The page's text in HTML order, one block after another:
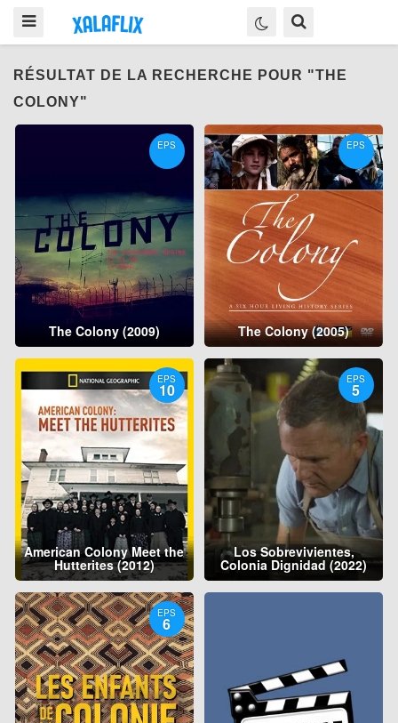
RÉSULTAT DE LA RECHERCHE POUR "THE
COLONY"
EPS
The Colony (2009)
EPS
The Colony (2005)
EPS
10
American Colony Meet the
Hutterites (2012)
EPS
5
Los Sobrevivientes,
Colonia Dignidad (2022)
EPS
6